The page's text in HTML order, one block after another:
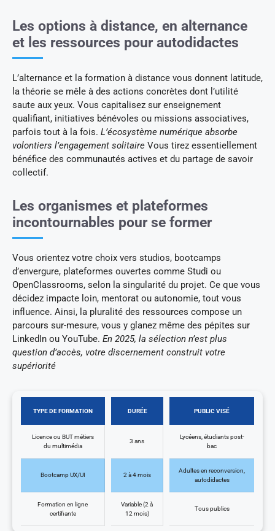
Les options à distance, en alternance
et les ressources pour autodidactes
L’alternance et la formation à distance vous donnent latitude,
la théorie se mêle à des actions concrètes dont l’utilité
saute aux yeux. Vous capitalisez sur enseignement
qualifiant, initiatives bénévoles ou missions associatives,
parfois tout à la fois. L’écosystème numérique absorbe
volontiers l’engagement solitaire Vous tirez essentiellement
bénéfice des communautés actives et du partage de savoir
collectif.
Les organismes et plateformes
incontournables pour se former
Vous orientez votre choix vers studios, bootcamps
d’envergure, plateformes ouvertes comme Studi ou
OpenClassrooms, selon la singularité du projet. Ce que vous
décidez impacte loin, mentorat ou autonomie, tout vous
influence. Ainsi, la pluralité des ressources compose un
parcours sur-mesure, vous y glanez même des pépites sur
LinkedIn ou YouTube. En 2025, la sélection n’est plus
question d’accès, votre discernement construit votre
supériorité
TYPE DE FORMATION DURÉE PUBLIC VISÉ
Licence ou BUT métiers
du multimédia
3 ans
Lycéens, étudiants post-
bac
Bootcamp UX/UI 2 à 4 mois
Adultes en reconversion,
autodidactes
Formation en ligne
certifiante
Variable (2 à
12 mois)
Tous publics